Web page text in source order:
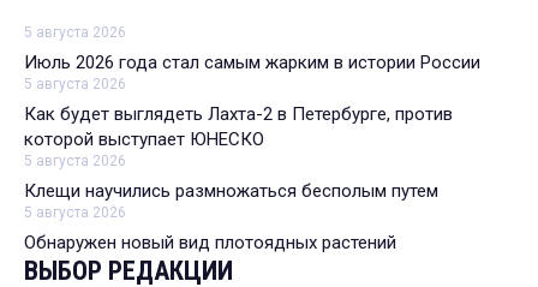
5 августа 2026
Июль 2026 года стал самым жарким в истории России
5 августа 2026
Как будет выглядеть Лахта-2 в Петербурге, против
которой выступает ЮНЕСКО
5 августа 2026
Клещи научились размножаться бесполым путем
5 августа 2026
Обнаружен новый вид плотоядных растений
ВЫБОР РЕДАКЦИИ